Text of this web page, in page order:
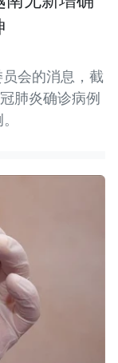
会的消息，截
肺炎确诊病例